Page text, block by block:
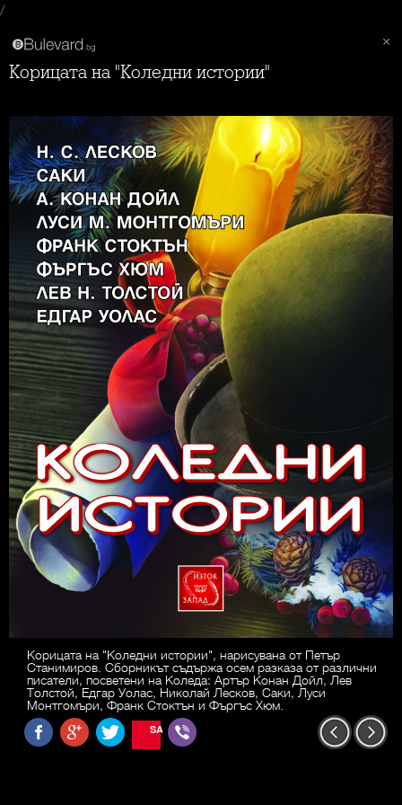
/
Корицата на "Коледни истории"
Корицата на "Коледни истории", нарисувана от Петър
Станимиров. Сборникът съдържа осем разказа от различни
писатели, посветени на Коледа: Артър Конан Дойл, Лев
Толстой, Едгар Уолас, Николай Лесков, Саки, Луси
Монтгомъри, Франк Стоктън и Фъргъс Хюм.
SAVE